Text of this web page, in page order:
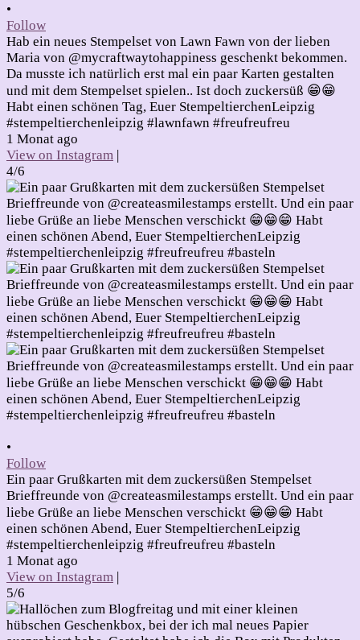
•
Follow
Hab ein neues Stempelset von Lawn Fawn von der lieben
Maria von @mycraftwaytohappiness geschenkt bekommen.
Da musste ich natürlich erst mal ein paar Karten gestalten
und mit dem Stempelset spielen.. Ist doch zuckersüß 😁😁
Habt einen schönen Tag, Euer StempeltierchenLeipzig
#stempeltierchenleipzig #lawnfawn #freufreufreu
1 Monat ago
View on Instagram |
4/6
•
Follow
Ein paar Grußkarten mit dem zuckersüßen Stempelset
Brieffreunde von @createasmilestamps erstellt. Und ein paar
liebe Grüße an liebe Menschen verschickt 😁😁😁 Habt
einen schönen Abend, Euer StempeltierchenLeipzig
#stempeltierchenleipzig #freufreufreu #basteln
1 Monat ago
View on Instagram |
5/6